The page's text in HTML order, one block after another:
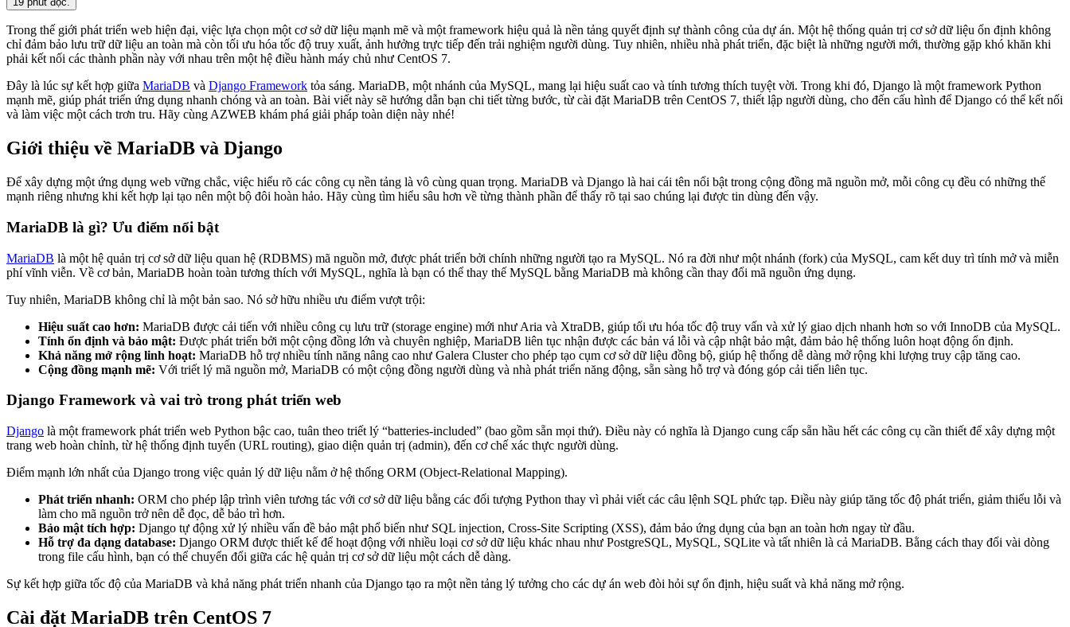
Trong thế giới phát triển web hiện đại, việc lựa chọn một cơ sở dữ liệu mạnh mẽ và một framework hiệu quả là nền tảng quyết định sự thành công của dự án. Một hệ thống quản trị cơ sở dữ liệu ổn định không
chỉ đảm bảo lưu trữ dữ liệu an toàn mà còn tối ưu hóa tốc độ truy xuất, ảnh hưởng trực tiếp đến trải nghiệm người dùng. Tuy nhiên, nhiều nhà phát triển, đặc biệt là những người mới, thường gặp khó khăn khi
phải kết nối các thành phần này với nhau trên một hệ điều hành máy chủ như CentOS 7.
Đây là lúc sự kết hợp giữa MariaDB và Django Framework tỏa sáng. MariaDB, một nhánh của MySQL, mang lại hiệu suất cao và tính tương thích tuyệt vời. Trong khi đó, Django là một framework Python
mạnh mẽ, giúp phát triển ứng dụng nhanh chóng và an toàn. Bài viết này sẽ hướng dẫn bạn chi tiết từng bước, từ cài đặt MariaDB trên CentOS 7, thiết lập người dùng, cho đến cấu hình để Django có thể kết nối
và làm việc một cách trơn tru. Hãy cùng AZWEB khám phá giải pháp toàn diện này nhé!
Giới thiệu về MariaDB và Django
Để xây dựng một ứng dụng web vững chắc, việc hiểu rõ các công cụ nền tảng là vô cùng quan trọng. MariaDB và Django là hai cái tên nổi bật trong cộng đồng mã nguồn mở, mỗi công cụ đều có những thế
mạnh riêng nhưng khi kết hợp lại tạo nên một bộ đôi hoàn hảo. Hãy cùng tìm hiểu sâu hơn về từng thành phần để thấy rõ tại sao chúng lại được tin dùng đến vậy.
MariaDB là gì? Ưu điểm nổi bật
MariaDB là một hệ quản trị cơ sở dữ liệu quan hệ (RDBMS) mã nguồn mở, được phát triển bởi chính những người tạo ra MySQL. Nó ra đời như một nhánh (fork) của MySQL, cam kết duy trì tính mở và miễn
phí vĩnh viễn. Về cơ bản, MariaDB hoàn toàn tương thích với MySQL, nghĩa là bạn có thể thay thế MySQL bằng MariaDB mà không cần thay đổi mã nguồn ứng dụng.
Tuy nhiên, MariaDB không chỉ là một bản sao. Nó sở hữu nhiều ưu điểm vượt trội:
Hiệu suất cao hơn: MariaDB được cải tiến với nhiều công cụ lưu trữ (storage engine) mới như Aria và XtraDB, giúp tối ưu hóa tốc độ truy vấn và xử lý giao dịch nhanh hơn so với InnoDB của MySQL.
Tính ổn định và bảo mật: Được phát triển bởi một cộng đồng lớn và chuyên nghiệp, MariaDB liên tục nhận được các bản vá lỗi và cập nhật bảo mật, đảm bảo hệ thống luôn hoạt động ổn định.
Khả năng mở rộng linh hoạt: MariaDB hỗ trợ nhiều tính năng nâng cao như Galera Cluster cho phép tạo cụm cơ sở dữ liệu đồng bộ, giúp hệ thống dễ dàng mở rộng khi lượng truy cập tăng cao.
Cộng đồng mạnh mẽ: Với triết lý mã nguồn mở, MariaDB có một cộng đồng người dùng và nhà phát triển năng động, sẵn sàng hỗ trợ và đóng góp cải tiến liên tục.
Django Framework và vai trò trong phát triển web
Django là một framework phát triển web Python bậc cao, tuân theo triết lý “batteries-included” (bao gồm sẵn mọi thứ). Điều này có nghĩa là Django cung cấp sẵn hầu hết các công cụ cần thiết để xây dựng một
trang web hoàn chỉnh, từ hệ thống định tuyến (URL routing), giao diện quản trị (admin), đến cơ chế xác thực người dùng.
Điểm mạnh lớn nhất của Django trong việc quản lý dữ liệu nằm ở hệ thống ORM (Object-Relational Mapping).
Phát triển nhanh: ORM cho phép lập trình viên tương tác với cơ sở dữ liệu bằng các đối tượng Python thay vì phải viết các câu lệnh SQL phức tạp. Điều này giúp tăng tốc độ phát triển, giảm thiểu lỗi và
làm cho mã nguồn trở nên dễ đọc, dễ bảo trì hơn.
Bảo mật tích hợp: Django tự động xử lý nhiều vấn đề bảo mật phổ biến như SQL injection, Cross-Site Scripting (XSS), đảm bảo ứng dụng của bạn an toàn hơn ngay từ đầu.
Hỗ trợ đa dạng database: Django ORM được thiết kế để hoạt động với nhiều loại cơ sở dữ liệu khác nhau như PostgreSQL, MySQL, SQLite và tất nhiên là cả MariaDB. Bằng cách thay đổi vài dòng
trong file cấu hình, bạn có thể chuyển đổi giữa các hệ quản trị cơ sở dữ liệu một cách dễ dàng.
Sự kết hợp giữa tốc độ của MariaDB và khả năng phát triển nhanh của Django tạo ra một nền tảng lý tưởng cho các dự án web đòi hỏi sự ổn định, hiệu suất và khả năng mở rộng.
Cài đặt MariaDB trên CentOS 7